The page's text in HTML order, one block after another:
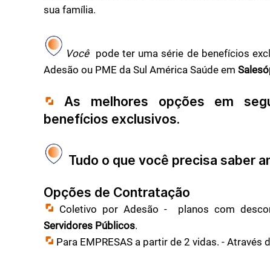
sua família.
Você pode ter uma série de benefícios
Adesão ou PME da Sul América Saúde em
As melhores opções em
benefícios exclusivos.
Tudo o que você precisa saber
Opções de Contratação
Coletivo por Adesão - planos com
Servidores Públicos.
Para EMPRESAS a partir de 2 vidas. -